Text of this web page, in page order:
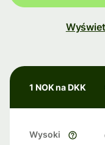
1 NOK na DKK
Wysoki